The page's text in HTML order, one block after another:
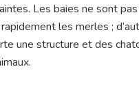
Les baies ne sont
les merles ;
une structure et des